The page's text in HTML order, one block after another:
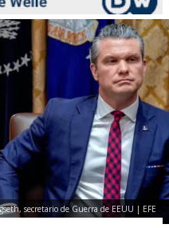
secretario de Guerra de EEUU | EFE